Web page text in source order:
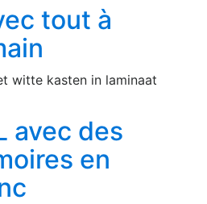
tout à
avec des
en